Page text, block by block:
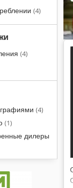
(4)
(4)
(4)
(1)
дилеры